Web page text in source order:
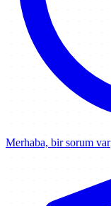
Merhaba, bir sorum var